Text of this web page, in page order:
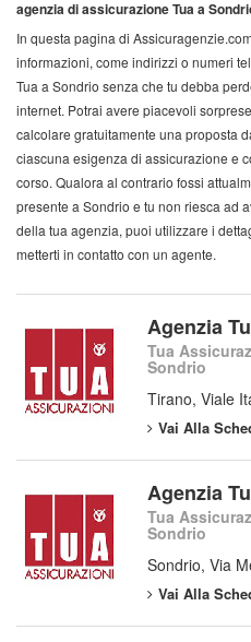
agenzia di assicurazione Tua a
In questa pagina di
informazioni, come indirizzi o numeri
Tua a Sondrio senza che tu debba
internet. Potrai avere piacevoli
calcolare gratuitamente una proposta
ciascuna esigenza di assicurazione e
corso. Qualora al contrario fossi
presente a Sondrio e tu non riesca ad
della tua agenzia, puoi utilizzare i
metterti in contatto con un agente.
Agenzia
Tua
Sondrio
Tirano, Viale
Vai Alla
Agenzia
Tua
Sondrio
Sondrio, Via
Vai Alla